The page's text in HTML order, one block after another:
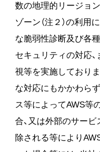
数の地理的リージョン
ゾーン（注２）の利
な脆弱性診断及び各
セキュリティの対応
視等を実施しており
な対応にもかかわら
ス等によってAWS等
合、又は外部のサー
除される等により